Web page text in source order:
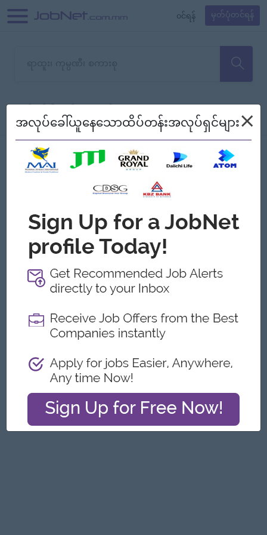
၀င်ရန် မှတ်ပုံတင်ရန်
သော အလုပ်မရှိသေးပါ။
စစ်ရန် စဉ်၍ကြည့်မည်
အလုပ်ခေါ်ယူနေသောထိပ်တန်းအလုပ်ရှင်များ×